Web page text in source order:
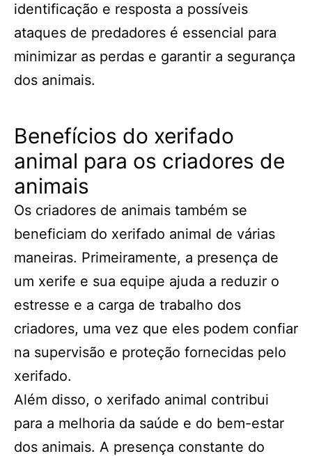
identificação e resposta a possíveis
ataques de predadores é essencial para
minimizar as perdas e garantir a segurança
dos animais.
Benefícios do xerifado
animal para os criadores de
animais
Os criadores de animais também se
beneficiam do xerifado animal de várias
maneiras. Primeiramente, a presença de
um xerife e sua equipe ajuda a reduzir o
estresse e a carga de trabalho dos
criadores, uma vez que eles podem confiar
na supervisão e proteção fornecidas pelo
xerifado.
Além disso, o xerifado animal contribui
para a melhoria da saúde e do bem-estar
dos animais. A presença constante do